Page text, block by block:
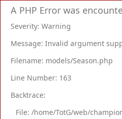
A PHP Error was
Severity: Warning
Message: Invalid argument
Filename: models/Season.php
Line Number: 163
Backtrace:
File: /home/TotG/web/